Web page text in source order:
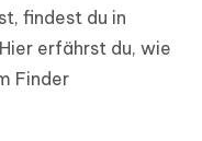
findest du in
erfährst du, wie
Finder